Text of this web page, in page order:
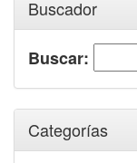
Buscador
Buscar:
Categorías